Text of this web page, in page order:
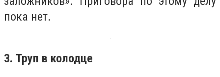
пока нет.
3. Труп в колодце